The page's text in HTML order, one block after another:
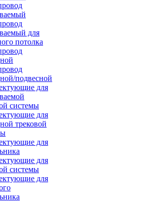
для
потолка
подвесной
для
системы
для
трековой
для
для
системы
для